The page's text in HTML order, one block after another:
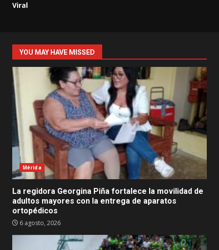
Viral
YOU MAY HAVE MISSED
Mérida
La regidora Georgina Piña fortalece la movilidad de
adultos mayores con la entrega de aparatos
ortopédicos
6 agosto, 2026